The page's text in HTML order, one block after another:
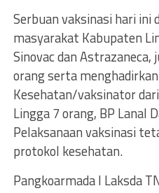
Serbuan vaksinasi hari ini
masyarakat Kabupaten
Sinovac dan
orang serta
Kesehatan/vaksinator
Lingga 7 orang, BP Lanal
Pelaksanaan vaksinasi
protokol kesehatan.
Pangkoarmada I Laksda